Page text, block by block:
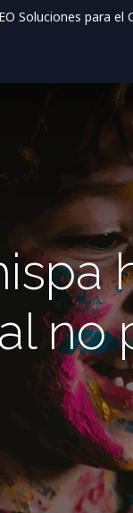
Soluciones para
no